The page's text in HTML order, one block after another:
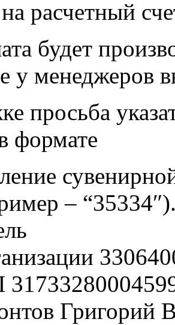
расчетный
будет
у менеджеров
просьба
формате
–
Григорий